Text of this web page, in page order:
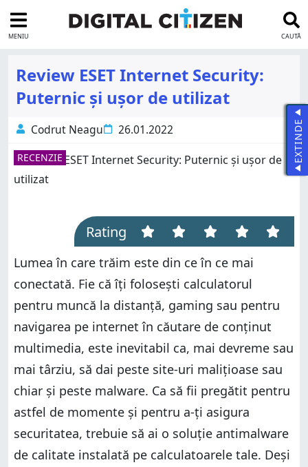
MENIU CAUTĂ
Review ESET Internet Security:
Puternic și ușor de utilizat
Codrut Neagu 26.01.2022
RECENZIE
Rating
Lumea în care trăim este din ce în ce mai
conectată. Fie că îți folosești calculatorul
pentru muncă la distanță, gaming sau pentru
navigarea pe internet în căutare de conținut
multimedia, este inevitabil ca, mai devreme sau
mai târziu, să dai peste site-uri malițioase sau
chiar și peste malware. Ca să fii pregătit pentru
astfel de momente și pentru a-ți asigura
securitatea, trebuie să ai o soluție antimalware
de calitate instalată pe calculatoarele tale. Deși
EXTINDE